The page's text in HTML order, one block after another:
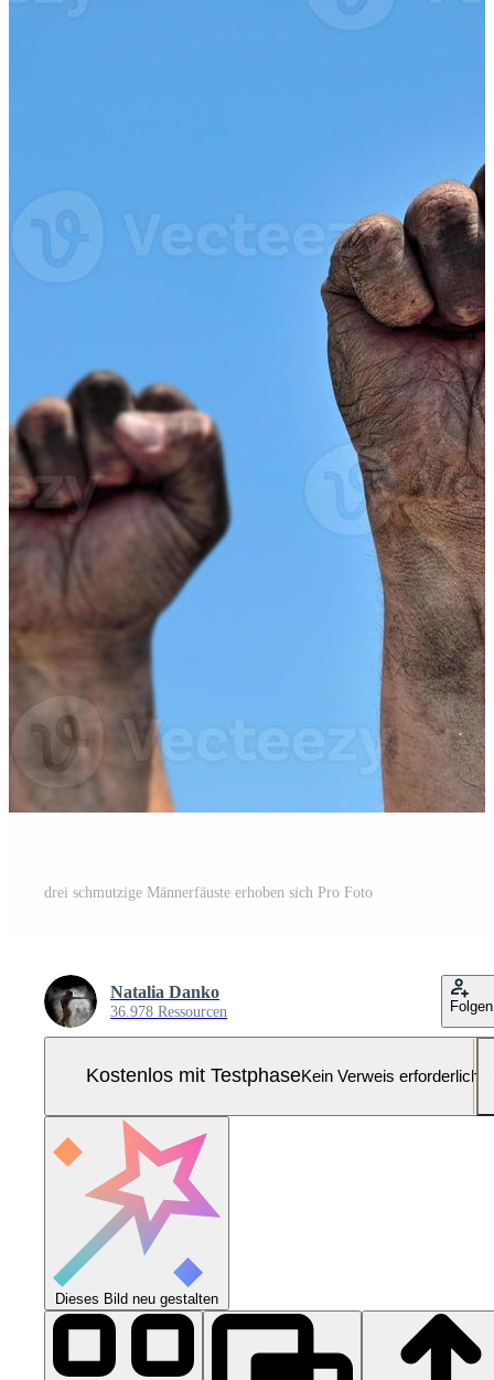
drei schmutzige Männerfäuste erhoben sich Pro Foto
Natalia Danko
36.978 Ressourcen Folgen
Kostenlos mit TestphaseKein Verweis erforderlich
Dieses Bild neu gestalten